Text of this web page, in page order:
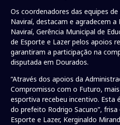
Os coordenadores das equipes
Naviraí, destacam e agradecem a
Naviraí, Gerência Municipal de
de Esporte e Lazer pelos apoios
garantiram a participação na
disputada em Dourados.
“Através dos apoios da
Compromisso com o Futuro,
esportiva recebeu incentivo. Esta
do prefeito Rodrigo Sacuno”,
Esporte e Lazer, Kerginaldo